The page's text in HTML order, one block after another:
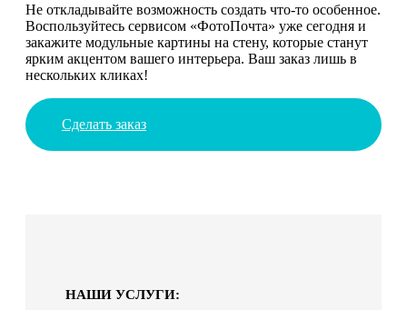
Не откладывайте возможность создать что-то особенное.
Воспользуйтесь сервисом «ФотоПочта» уже сегодня и
закажите модульные картины на стену, которые станут
ярким акцентом вашего интерьера. Ваш заказ лишь в
нескольких кликах!
Сделать заказ
НАШИ УСЛУГИ: